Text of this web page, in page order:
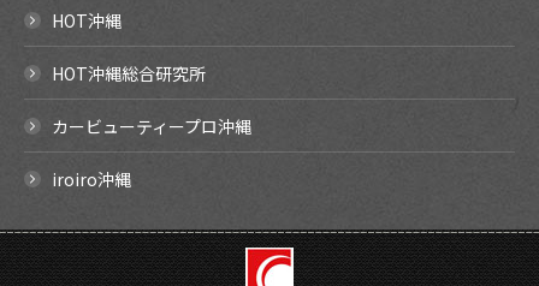
HOT沖縄
HOT沖縄総合研究所
カービューティープロ沖縄
iroiro沖縄